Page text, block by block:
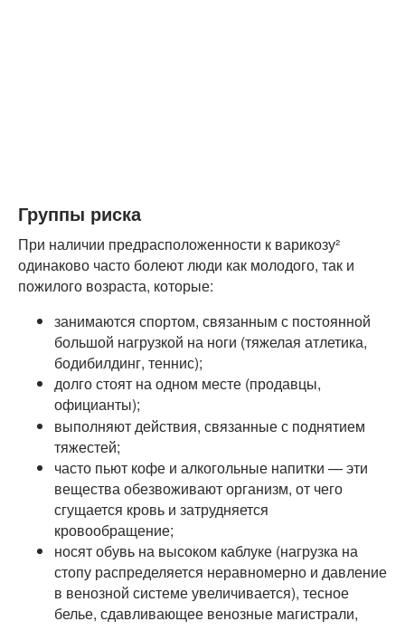
Группы риска
При наличии предрасположенности к варикозу²
одинаково часто болеют люди как молодого, так и
пожилого возраста, которые:
занимаются спортом, связанным с постоянной
большой нагрузкой на ноги (тяжелая атлетика,
бодибилдинг, теннис);
долго стоят на одном месте (продавцы,
официанты);
выполняют действия, связанные с поднятием
тяжестей;
часто пьют кофе и алкогольные напитки — эти
вещества обезвоживают организм, от чего
сгущается кровь и затрудняется
кровообращение;
носят обувь на высоком каблуке (нагрузка на
стопу распределяется неравномерно и давление
в венозной системе увеличивается), тесное
белье, сдавливающее венозные магистрали,